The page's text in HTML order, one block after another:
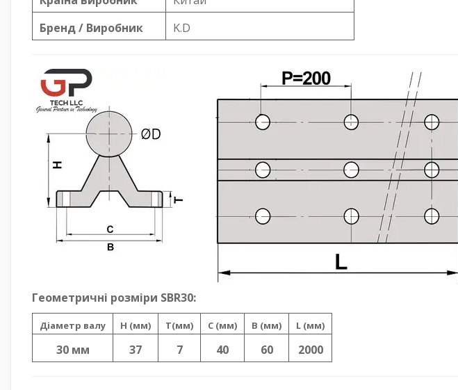
Бренд / Виробник
K.D
Геометричні розміри SBR30:
Діаметр валу H (мм) T(мм) C (мм) B (мм) L (мм)
30 мм 37 7 40 60 2000